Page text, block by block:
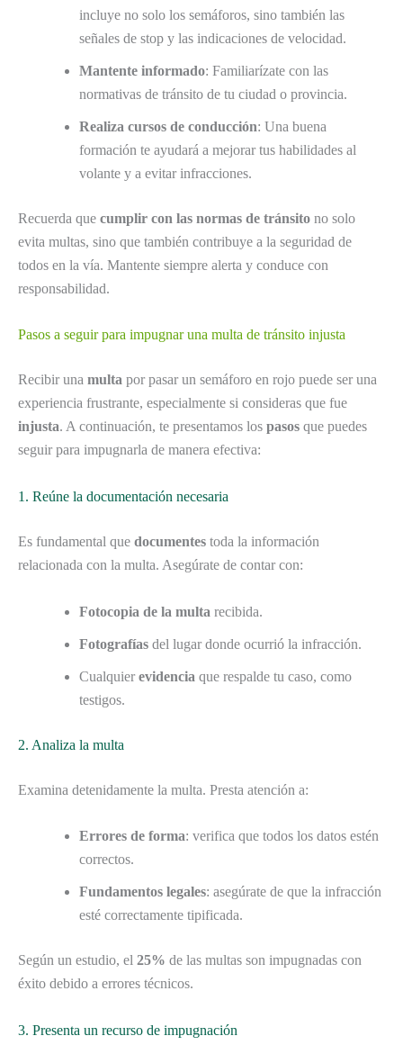
incluye no solo los semáforos, sino también las
señales de stop y las indicaciones de velocidad.
Mantente informado: Familiarízate con las
normativas de tránsito de tu ciudad o provincia.
Realiza cursos de conducción: Una buena
formación te ayudará a mejorar tus habilidades al
volante y a evitar infracciones.
Recuerda que cumplir con las normas de tránsito no solo
evita multas, sino que también contribuye a la seguridad de
todos en la vía. Mantente siempre alerta y conduce con
responsabilidad.
Pasos a seguir para impugnar una multa de tránsito injusta
Recibir una multa por pasar un semáforo en rojo puede ser una
experiencia frustrante, especialmente si consideras que fue
injusta. A continuación, te presentamos los pasos que puedes
seguir para impugnarla de manera efectiva:
1. Reúne la documentación necesaria
Es fundamental que documentes toda la información
relacionada con la multa. Asegúrate de contar con:
Fotocopia de la multa recibida.
Fotografías del lugar donde ocurrió la infracción.
Cualquier evidencia que respalde tu caso, como
testigos.
2. Analiza la multa
Examina detenidamente la multa. Presta atención a:
Errores de forma: verifica que todos los datos estén
correctos.
Fundamentos legales: asegúrate de que la infracción
esté correctamente tipificada.
Según un estudio, el 25% de las multas son impugnadas con
éxito debido a errores técnicos.
3. Presenta un recurso de impugnación